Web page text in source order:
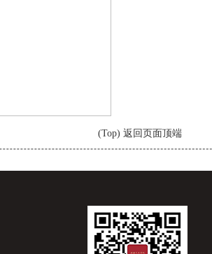
(Top) 返回页面顶端